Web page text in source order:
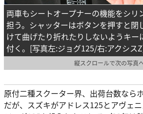
両車もシートオープナーの機能をシリ
担う。シャッターはボタンを押すと閉
けて曲げたり折れたりしないようキー
付く。[写真左:ジョグ125/右:アクシス
縦スクロールで次の写真
原付二種スクーター界、出荷台数なら
だが、スズキがアドレス125とアヴェ